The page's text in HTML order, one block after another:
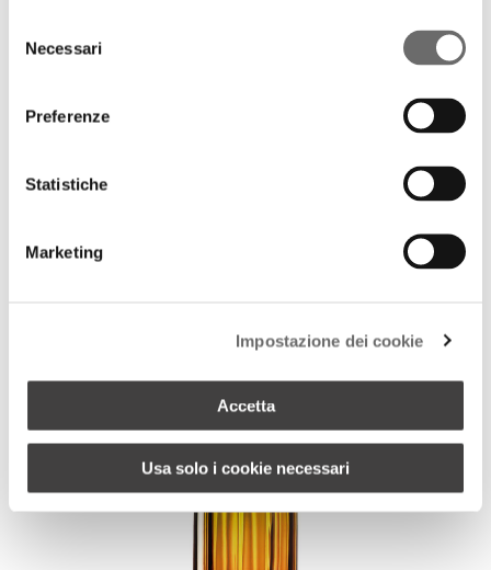
delNecessari
Preferenze
Statistiche
Marketing
Impostazione dei cookie
Accetta
Usa solo i cookie necessari
+